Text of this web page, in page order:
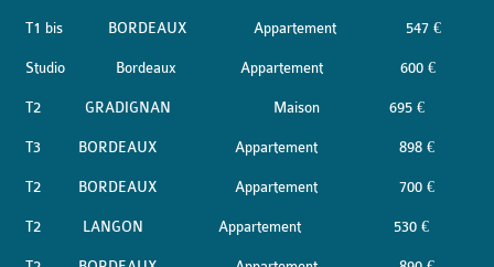
T1 bis BORDEAUX Appartement 547 €
Studio Bordeaux Appartement 600 €
T2 GRADIGNAN Maison 695 €
T3 BORDEAUX Appartement 898 €
T2 BORDEAUX Appartement 700 €
T2 LANGON Appartement 530 €